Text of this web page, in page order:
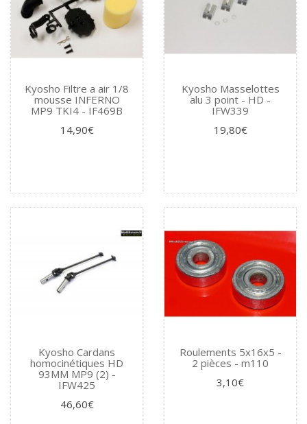
Kyosho Filtre a air 1/8
mousse INFERNO
MP9 TKI4 - IF469B
14,90€
Kyosho Masselottes
alu 3 point - HD -
IFW339
19,80€
Kyosho Cardans
homocinétiques HD
93MM MP9 (2) -
IFW425
46,60€
Roulements 5x16x5 -
2 pièces - m110
3,10€